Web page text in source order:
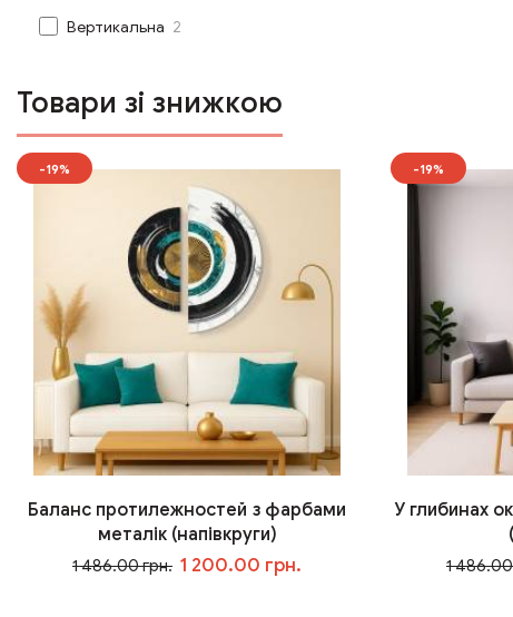
Вертикальна 2
Товари зі знижкою
-19%
Баланс протилежностей з фарбами
металік (напівкруги)
1 486.00 грн. 1 200.00 грн.
-19%
У глибинах
1